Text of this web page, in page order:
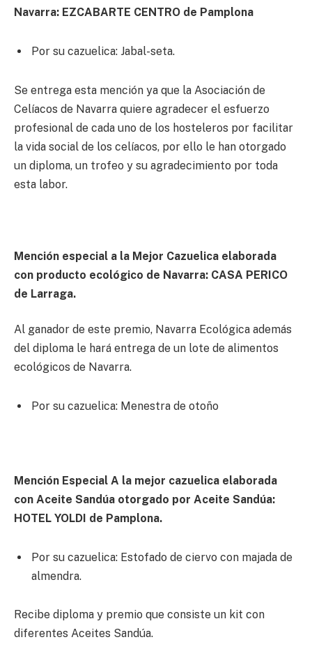
Navarra: EZCABARTE CENTRO de Pamplona
Por su cazuelica: Jabal-seta.
Se entrega esta mención ya que la Asociación de
Celíacos de Navarra quiere agradecer el esfuerzo
profesional de cada uno de los hosteleros por facilitar
la vida social de los celíacos, por ello le han otorgado
un diploma, un trofeo y su agradecimiento por toda
esta labor.
Mención especial a la Mejor Cazuelica elaborada
con producto ecológico de Navarra: CASA PERICO
de Larraga.
Al ganador de este premio, Navarra Ecológica además
del diploma le hará entrega de un lote de alimentos
ecológicos de Navarra.
Por su cazuelica: Menestra de otoño
Mención Especial A la mejor cazuelica elaborada
con Aceite Sandúa otorgado por Aceite Sandúa:
HOTEL YOLDI de Pamplona.
Por su cazuelica: Estofado de ciervo con majada de
almendra.
Recibe diploma y premio que consiste un kit con
diferentes Aceites Sandúa.